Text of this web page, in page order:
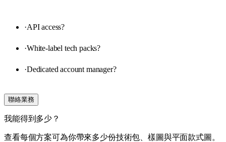
·API access?
·White-label tech packs?
·Dedicated account manager?
聯絡業務
我能得到多少？
查看每個方案可為你帶來多少份技術包、樣圖與平面款式圖。